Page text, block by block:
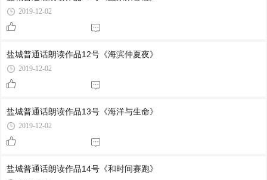
2019-12-02
盐城普通话朗读作品12号《海滨仲夏夜》
2019-12-02
盐城普通话朗读作品13号《海洋与生命》
2019-12-02
盐城普通话朗读作品14号《和时间赛跑》